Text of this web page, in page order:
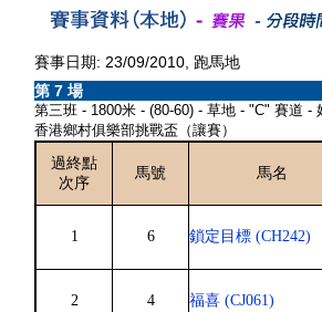
賽事日期: 23/09/2010, 跑馬地
第 7 場
第三班 - 1800米 - (80-60) - 草地 - "C" 賽道 -
香港鄉村俱樂部挑戰盃（讓賽）
過終點
次序
馬號
馬名
1 6 鎖定目標 (CH242)
2 4 福喜 (CJ061)